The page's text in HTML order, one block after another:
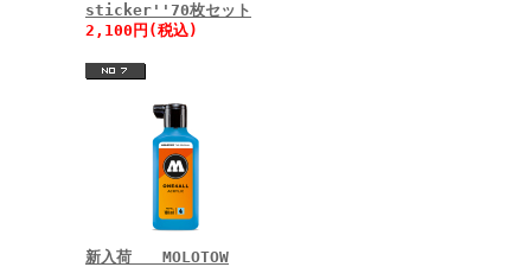
sticker''70枚セット
2,100円(税込)
新入荷 MOLOTOW